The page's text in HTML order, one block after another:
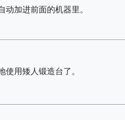
动加进前面的机器里。
使用矮人锻造台了。